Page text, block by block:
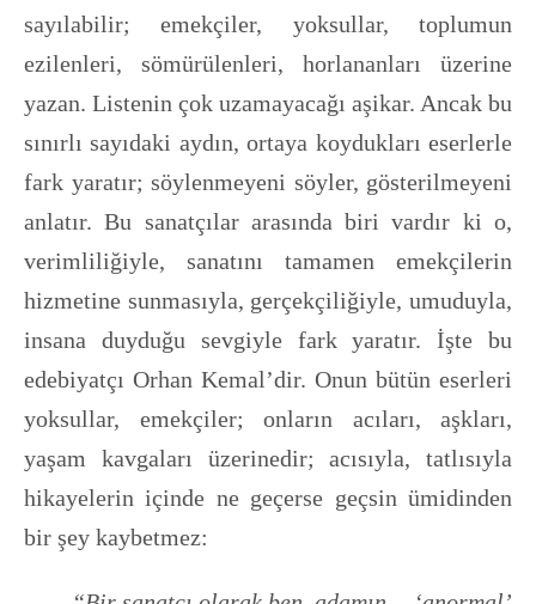
sayılabilir; emekçiler, yoksullar, toplumun
ezilenleri, sömürülenleri, horlananları üzerine
yazan. Listenin çok uzamayacağı aşikar. Ancak bu
sınırlı sayıdaki aydın, ortaya koydukları eserlerle
fark yaratır; söylenmeyeni söyler, gösterilmeyeni
anlatır. Bu sanatçılar arasında biri vardır ki o,
verimliliğiyle, sanatını tamamen emekçilerin
hizmetine sunmasıyla, gerçekçiliğiyle, umuduyla,
insana duyduğu sevgiyle fark yaratır. İşte bu
edebiyatçı Orhan Kemal’dir. Onun bütün eserleri
yoksullar, emekçiler; onların acıları, aşkları,
yaşam kavgaları üzerinedir; acısıyla, tatlısıyla
hikayelerin içinde ne geçerse geçsin ümidinden
bir şey kaybetmez: